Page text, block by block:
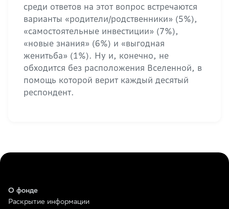
среди ответов на этот вопрос встречаются
варианты «родители/родственники» (5%),
«самостоятельные инвестиции» (7%),
«новые знания» (6%) и «выгодная
женитьба» (1%). Ну и, конечно, не
обходится без расположения Вселенной, в
помощь которой верит каждый десятый
респондент.
О фонде
Раскрытие информации